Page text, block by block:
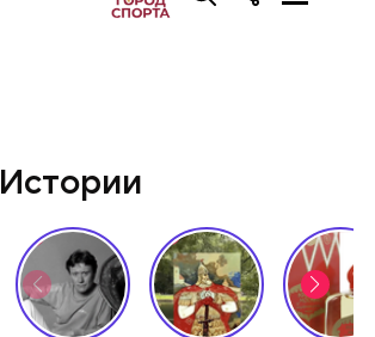
Истории